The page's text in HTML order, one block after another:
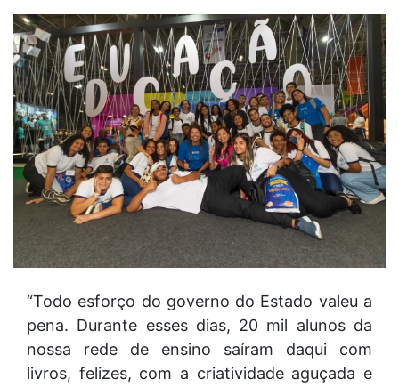
“Todo esforço do governo do Estado valeu a
pena. Durante esses dias, 20 mil alunos da
nossa rede de ensino saíram daqui com
livros, felizes, com a criatividade aguçada e